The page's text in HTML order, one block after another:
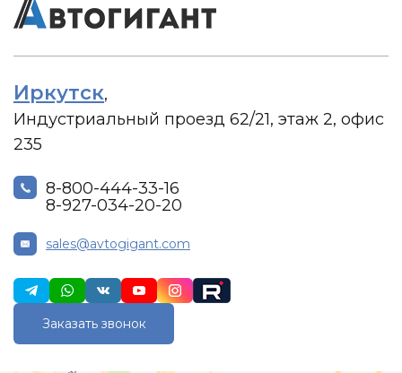
Иркутск,
Индустриальный проезд 62/21, этаж 2, офис
235
8-800-444-33-16
8-927-034-20-20
sales@avtogigant.com
Заказать звонок